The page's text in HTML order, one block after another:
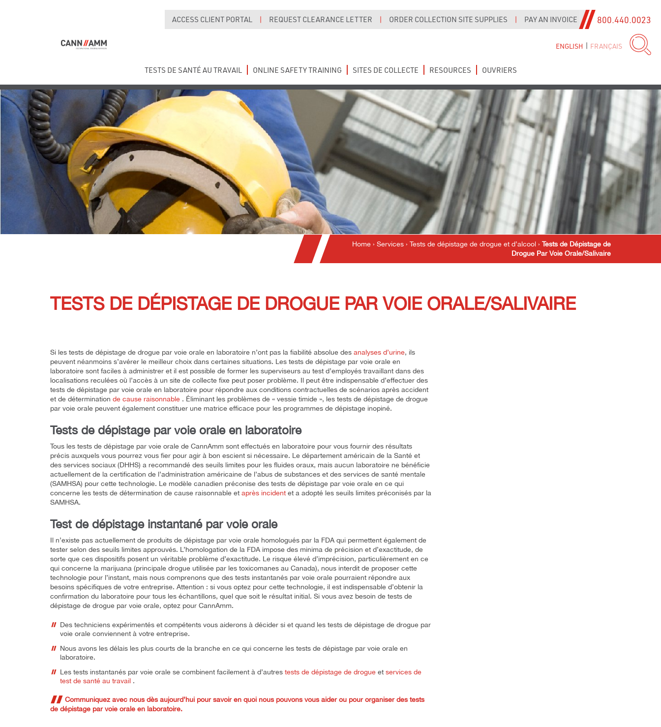
ACCESS CLIENT PORTAL | REQUEST CLEARANCE LETTER | ORDER COLLECTION SITE SUPPLIES | PAY AN INVOICE 800.440.0023
ENGLISH | FRANÇAIS
TESTS DE SANTÉ AU TRAVAIL ONLINE SAFETY TRAINING SITES DE COLLECTE RESOURCES OUVRIERS
Home › Services › Tests de dépistage de drogue et d’alcool › Tests de Dépistage de
Drogue Par Voie Orale/Salivaire
TESTS DE DÉPISTAGE DE DROGUE PAR VOIE ORALE/SALIVAIRE
Si les tests de dépistage de drogue par voie orale en laboratoire n’ont pas la fiabilité absolue des analyses d’urine, ils
peuvent néanmoins s’avérer le meilleur choix dans certaines situations. Les tests de dépistage par voie orale en
laboratoire sont faciles à administrer et il est possible de former les superviseurs au test d’employés travaillant dans des
localisations reculées où l’accès à un site de collecte fixe peut poser problème. Il peut être indispensable d’effectuer des
tests de dépistage par voie orale en laboratoire pour répondre aux conditions contractuelles de scénarios après accident
et de détermination de cause raisonnable . Éliminant les problèmes de « vessie timide », les tests de dépistage de drogue
par voie orale peuvent également constituer une matrice efficace pour les programmes de dépistage inopiné.
Tests de dépistage par voie orale en laboratoire
Tous les tests de dépistage par voie orale de CannAmm sont effectués en laboratoire pour vous fournir des résultats
précis auxquels vous pourrez vous fier pour agir à bon escient si nécessaire. Le département américain de la Santé et
des services sociaux (DHHS) a recommandé des seuils limites pour les fluides oraux, mais aucun laboratoire ne bénéficie
actuellement de la certification de l’administration américaine de l’abus de substances et des services de santé mentale
(SAMHSA) pour cette technologie. Le modèle canadien préconise des tests de dépistage par voie orale en ce qui
concerne les tests de détermination de cause raisonnable et après incident et a adopté les seuils limites préconisés par la
SAMHSA.
Test de dépistage instantané par voie orale
Il n’existe pas actuellement de produits de dépistage par voie orale homologués par la FDA qui permettent également de
tester selon des seuils limites approuvés. L’homologation de la FDA impose des minima de précision et d’exactitude, de
sorte que ces dispositifs posent un véritable problème d’exactitude. Le risque élevé d’imprécision, particulièrement en ce
qui concerne la marijuana (principale drogue utilisée par les toxicomanes au Canada), nous interdit de proposer cette
technologie pour l’instant, mais nous comprenons que des tests instantanés par voie orale pourraient répondre aux
besoins spécifiques de votre entreprise. Attention : si vous optez pour cette technologie, il est indispensable d’obtenir la
confirmation du laboratoire pour tous les échantillons, quel que soit le résultat initial. Si vous avez besoin de tests de
dépistage de drogue par voie orale, optez pour CannAmm.
Des techniciens expérimentés et compétents vous aiderons à décider si et quand les tests de dépistage de drogue par
voie orale conviennent à votre entreprise.
Nous avons les délais les plus courts de la branche en ce qui concerne les tests de dépistage par voie orale en
laboratoire.
Les tests instantanés par voie orale se combinent facilement à d’autres tests de dépistage de drogue et services de
test de santé au travail .
Communiquez avec nous dès aujourd’hui pour savoir en quoi nous pouvons vous aider ou pour organiser des tests
de dépistage par voie orale en laboratoire.